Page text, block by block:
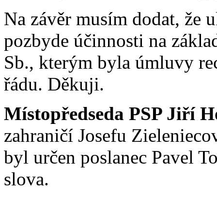
Na závěr musím dodat, že
pozbyde účinnosti na
Sb., kterým byla úmluvy
řádu. Děkuji.
Místopředseda PSP Jiří
zahraničí Josefu
byl určen poslanec Pavel
slova.